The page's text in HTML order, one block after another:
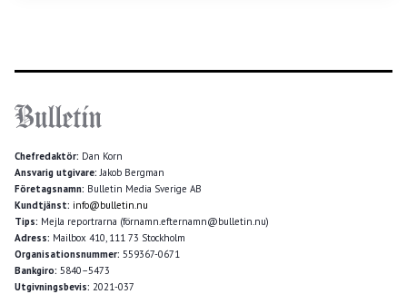
Chefredaktör: Dan Korn
Ansvarig utgivare:Jakob Bergman
Företagsnamn: Bulletin Media Sverige AB
Kundtjänst: info@bulletin.nu
Tips: Mejla reportrarna (förnamn.efternamn@bulletin.nu)
Adress: Mailbox 410, 111 73 Stockholm
Organisationsnummer: 559367-0671
Bankgiro: 5840–5473
Utgivningsbevis: 2021-037